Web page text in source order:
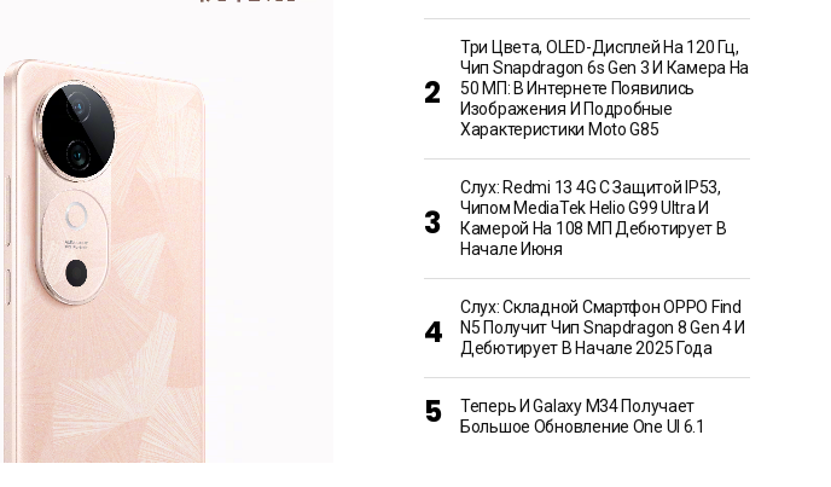
Три Цвета, OLED-Дисплей На 120 Гц,
Чип Snapdragon 6s Gen 3 И Камера На
50 МП: В Интернете Появились
Изображения И Подробные
Характеристики Moto G85
Слух: Redmi 13 4G С Защитой IP53,
Чипом MediaTek Helio G99 Ultra И
Камерой На 108 МП Дебютирует В
Начале Июня
Слух: Складной Смартфон OPPO Find
N5 Получит Чип Snapdragon 8 Gen 4 И
Дебютирует В Начале 2025 Года
Теперь И Galaxy M34 Получает
Большое Обновление One UI 6.1